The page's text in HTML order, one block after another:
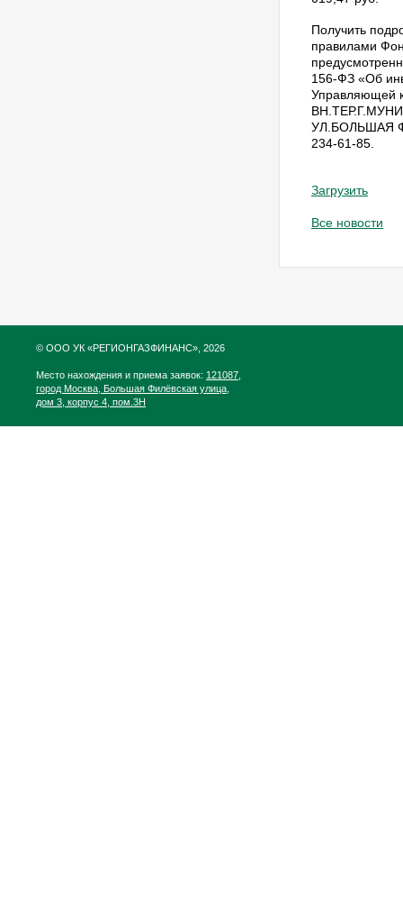
Получить
правилами
156-ФЗ «Об
Управляющей
УЛ.БОЛЬШАЯ
234-61-85.
Загрузить
Все новости
© ООО УК «РЕГИОНГАЗФИНАНС», 2026
Место нахождения и приема заявок: 121087,
город Москва, Большая Филёвская улица,
дом 3, корпус 4, пом.3Н